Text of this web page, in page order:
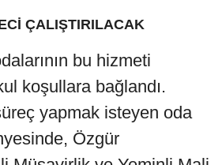
ÇALIŞTIRILACAK
bu hizmeti
koşullara bağlandı.
yapmak isteyen oda
Özgür